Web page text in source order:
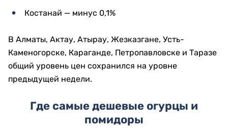
Костанай — минус 0,1%
В Алматы, Актау, Атырау, Жезказгане, Усть-
Каменогорске, Караганде, Петропавловске и Таразе
общий уровень цен сохранился на уровне
предыдущей недели.
Где самые дешевые огурцы и
помидоры